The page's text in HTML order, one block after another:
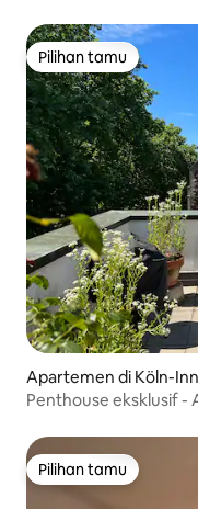
Pilihan tamu
Pilihan tamu
Apartemen di Köln-
Penthouse eksklusif -
Pilihan tamu
Pilihan tamu